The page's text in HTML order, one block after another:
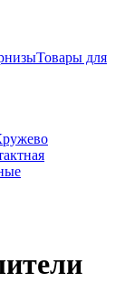
Товары для